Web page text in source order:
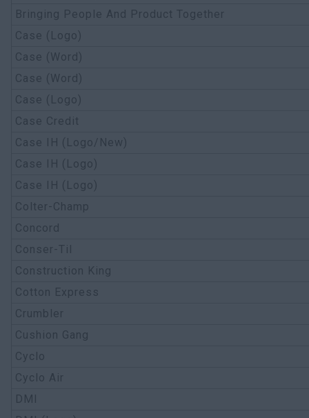
Bringing People And Product Together
Case (Logo)
Case (Word)
Case (Word)
Case (Logo)
Case Credit
Case IH (Logo/New)
Case IH (Logo)
Case IH (Logo)
Colter-Champ
Concord
Conser-Til
Construction King
Cotton Express
Crumbler
Cushion Gang
Cyclo
Cyclo Air
DMI